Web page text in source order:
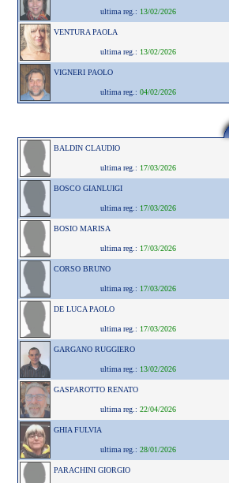
ultima reg.: 13/02/2026
VENTURA PAOLA
ultima reg.: 13/02/2026
VIGNERI PAOLO
ultima reg.: 04/02/2026
BALDIN CLAUDIO
ultima reg.: 17/03/2026
BOSCO GIANLUIGI
ultima reg.: 17/03/2026
BOSIO MARISA
ultima reg.: 17/03/2026
CORSO BRUNO
ultima reg.: 17/03/2026
DE LUCA PAOLO
ultima reg.: 17/03/2026
GARGANO RUGGIERO
ultima reg.: 13/02/2026
GASPAROTTO RENATO
ultima reg.: 22/04/2026
GHIA FULVIA
ultima reg.: 28/01/2026
PARACHINI GIORGIO